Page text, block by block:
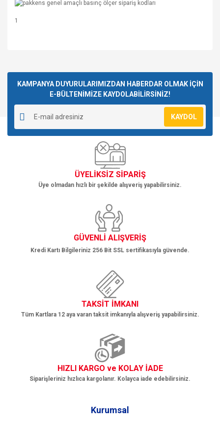
1
Yorum Yaz
kullanarak tarafımıza iletebilirsiniz.
Görüş ve önerileriniz için teşekkür ederiz.
Ürün resmi kalitesiz, bozuk veya görüntülenemiyor.
Ürün açıklamasında eksik bilgiler bulunuyor.
Ürün bilgilerinde hatalar bulunuyor.
Ürün fiyatı diğer sitelerden daha pahalı.
Bu ürüne benzer farklı alternatifler olmalı.
Gönder
KAMPANYA DUYURULARIMIZDAN HABERDAR OLMAK İÇİN
E-BÜLTENİMİZE KAYDOLABİLİRSİNİZ!
KAYDOL
ÜYELİKSİZ SİPARİŞ
Üye olmadan hızlı bir şekilde alışveriş yapabilirsiniz.
GÜVENLİ ALIŞVERİŞ
Kredi Kartı Bilgileriniz 256 Bit SSL sertifikasıyla güvende.
TAKSİT İMKANI
Tüm Kartlara 12 aya varan taksit imkanıyla alışveriş yapabilirsiniz.
HIZLI KARGO ve KOLAY İADE
Siparişleriniz hızlıca kargolanır. Kolayca iade edebilirsiniz.
Kurumsal